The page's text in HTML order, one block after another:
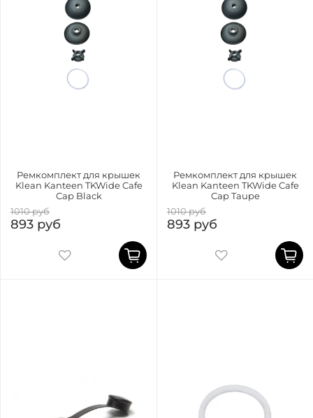
Ремкомплект для крышек
Klean Kanteen TKWide Cafe
Cap Black
1010 руб
893 руб
Ремкомплект для крышек
Klean Kanteen TKWide Cafe
Cap Taupe
1010 руб
893 руб